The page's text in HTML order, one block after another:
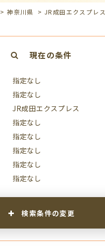
>神奈川県 >JR成田エクスプレス
現在の条件
指定なし
指定なし
JR成田エクスプレス
指定なし
指定なし
指定なし
指定なし
指定なし
検索条件の変更